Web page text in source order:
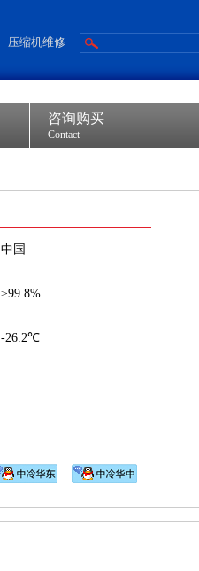
压缩机维修
咨询购买
Contact
中国
≥99.8%
-26.2℃